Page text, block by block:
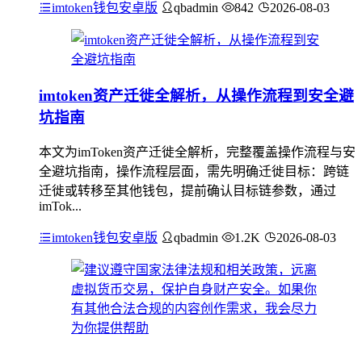
imtoken钱包安卓版 qbadmin 842 2026-08-03
imtoken资产迁徙全解析，从操作流程到安全避
坑指南
本文为imToken资产迁徙全解析，完整覆盖操作流程与安
全避坑指南，操作流程层面，需先明确迁徙目标：跨链
迁徙或转移至其他钱包，提前确认目标链参数，通过
imTok...
imtoken钱包安卓版 qbadmin 1.2K 2026-08-03